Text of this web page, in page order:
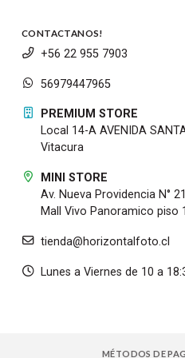
CONTACTANOS!
+56 22 955 7903
56979447965
PREMIUM STORE
Local 14-A AVENIDA
Vitacura
MINI STORE
Av. Nueva Providencia N°
Mall Vivo Panoramico piso 1
tienda@horizontalfoto.cl
Lunes a Viernes de 10 a
MÉTODOS DE